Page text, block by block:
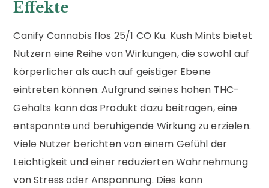
Effekte
Canify Cannabis flos 25/1 CO Ku. Kush Mints bietet
Nutzern eine Reihe von Wirkungen, die sowohl auf
körperlicher als auch auf geistiger Ebene
eintreten können. Aufgrund seines hohen THC-
Gehalts kann das Produkt dazu beitragen, eine
entspannte und beruhigende Wirkung zu erzielen.
Viele Nutzer berichten von einem Gefühl der
Leichtigkeit und einer reduzierten Wahrnehmung
von Stress oder Anspannung. Dies kann